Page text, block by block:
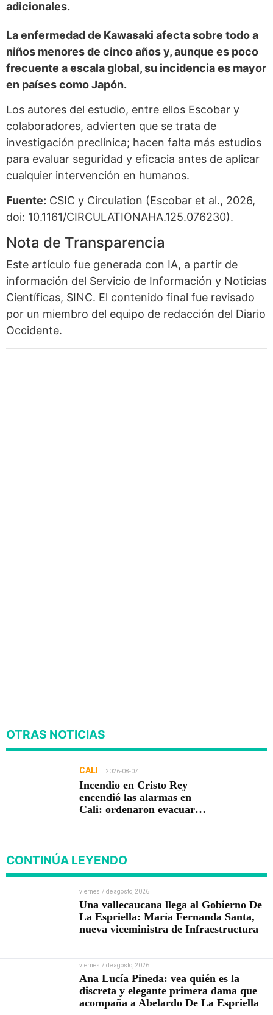
adicionales.
La enfermedad de Kawasaki afecta sobre todo a
niños menores de cinco años y, aunque es poco
frecuente a escala global, su incidencia es mayor
en países como Japón.
Los autores del estudio, entre ellos Escobar y
colaboradores, advierten que se trata de
investigación preclínica; hacen falta más estudios
para evaluar seguridad y eficacia antes de aplicar
cualquier intervención en humanos.
Fuente: CSIC y Circulation (Escobar et al., 2026,
doi: 10.1161/CIRCULATIONAHA.125.076230).
Nota de Transparencia
Este artículo fue generada con IA, a partir de
información del Servicio de Información y Noticias
Científicas, SINC. El contenido final fue revisado
por un miembro del equipo de redacción del Diario
Occidente.
OTRAS NOTICIAS
CALI 2026-08-07
Incendio en Cristo Rey
encendió las alarmas en
Cali: ordenaron evacuar
CONTINÚA LEYENDO
viernes 7 de agosto, 2026
Una vallecaucana llega al Gobierno De
La Espriella: María Fernanda Santa,
nueva viceministra de Infraestructura
viernes 7 de agosto, 2026
Ana Lucía Pineda: vea quién es la
discreta y elegante primera dama que
acompaña a Abelardo De La Espriella